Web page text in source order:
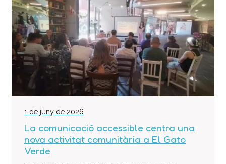
1 de juny de 2026
La comunicació accessible centra una
nova activitat comunitària a El Gato
Verde